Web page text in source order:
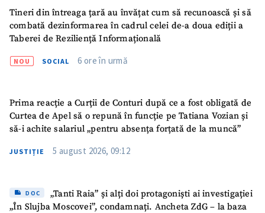
Tineri din întreaga țară au învățat cum să recunoască și să
combată dezinformarea în cadrul celei de-a doua ediții a
Taberei de Reziliență Informațională
NOU SOCIAL 6 ore în urmă
Prima reacție a Curții de Conturi după ce a fost obligată de
Curtea de Apel să o repună în funcție pe Tatiana Vozian și
să-i achite salariul „pentru absența forțată de la muncă”
JUSTIȚIE 5 august 2026, 09:12
DOC
„Tanti Raia” și alți doi protagoniști ai investigației
„În Slujba Moscovei”, condamnați. Ancheta ZdG – la baza
Email+ Emailul meu
confidențialitate .
TRIMITE ȘTIREA